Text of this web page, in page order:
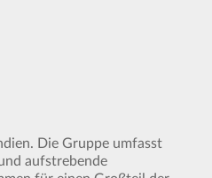
Die Gruppe umfasst
aufstrebende